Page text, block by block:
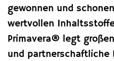
gewonnen und
wertvollen
Primavera® legt
und partnerschaftliche